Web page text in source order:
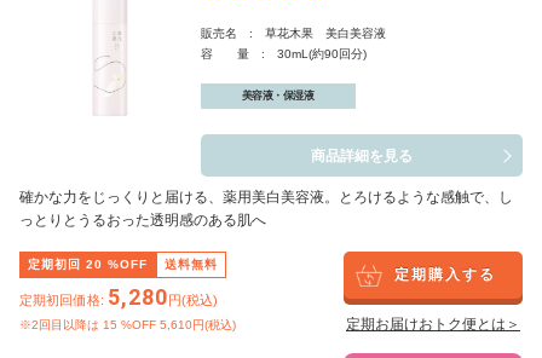
販売名 : 草花木果 美白美容液
容 量 : 30mL(約90回分)
美容液・保湿液
商品詳細を見る
確かな力をじっくりと届ける、薬用美白美容液。とろけるような感触で、し
っとりとうるおった透明感のある肌へ
定期初回 20 %OFF 送料無料
定期初回価格: 5,280円(税込)
※2回目以降は 15 %OFF 5,610円(税込)
定期購入する
定期お届けおトク便とは＞